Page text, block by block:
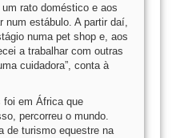
rato doméstico e aos
num estábulo. A partir daí,
numa pet shop e, aos
a trabalhar com outras
cuidadora”, conta à
foi em África que
percorreu o mundo.
de turismo equestre na